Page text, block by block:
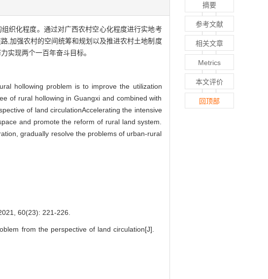
织化程度。通过对广西农村空心化程度进行实地考
,加强农村的空间统筹和规划以及推进农村土地制度
实现两个一百年奋斗目标。
hollowing problem is to improve the utilization
of rural hollowing in Guangxi and combined with
of land circulationAccelerating the intensive
and promote the reform of rural land system.
gradually resolve the problems of urban-rural
60(23): 221-226.
from the perspective of land circulation[J].
摘要
参考文献
相关文章
Metrics
本文评价
回顶部